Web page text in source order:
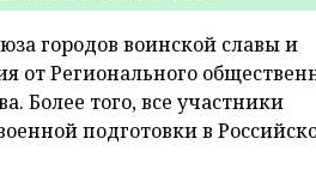
городов воинской славы и
от Регионального
Более того, все участники
подготовки в